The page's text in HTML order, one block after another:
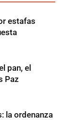
estafas
pan, el
Paz
la ordenanza